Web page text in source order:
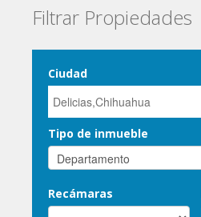
Filtrar Propiedades
Ciudad
Tipo de inmueble
Recámaras